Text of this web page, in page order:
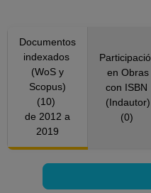
PLANT
Revista
SOUTH
Países Bajos
Documentos
indexados
(WoS y
Scopus)
(10)
de 2012 a
2019
en Obras
con ISBN
(Indautor)
(0)